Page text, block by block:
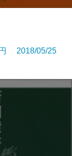
2018/05/25